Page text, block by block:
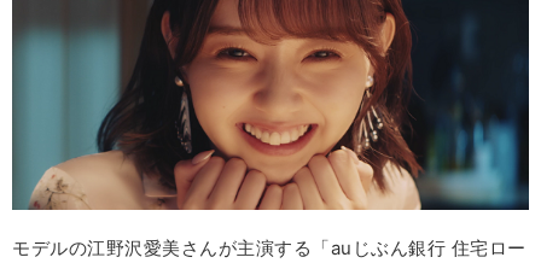
モデルの江野沢愛美さんが主演する「auじぶん銀行 住宅ロー